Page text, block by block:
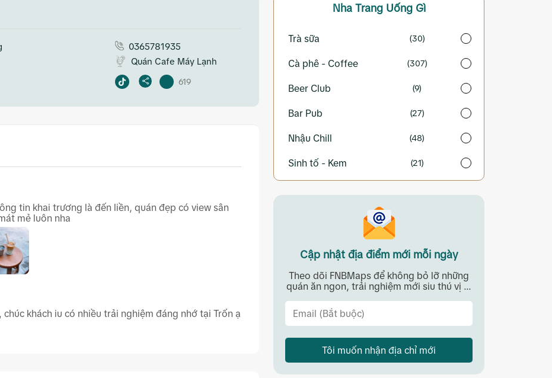
0365781935
Quán Cafe Máy Lạnh
619
tin khai trương là đến liền, quán đẹp có view sân
mẻ luôn nha
chúc khách iu có nhiều trải nghiệm đáng nhớ tại Trốn ạ
Nha Trang Uống Gì
Trà sữa (30)
Cà phê - Coffee (307)
Beer Club (9)
Bar Pub (27)
Nhậu Chill (48)
Sinh tố - Kem (21)
Cập nhật địa điểm mới mỗi ngày
Theo dõi FNBMaps để không bỏ lỡ những
quán ăn ngon, trải nghiệm mới siu thú vị ...
Tôi muốn nhận địa chỉ mới